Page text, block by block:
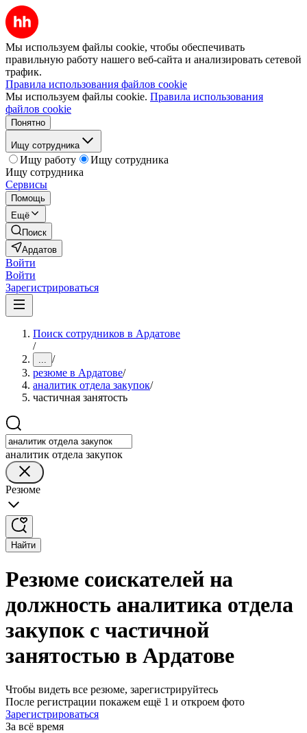
Мы используем файлы cookie, чтобы обеспечивать
правильную работу нашего веб-сайта и анализировать сетевой
трафик.
Правила использования файлов cookie
Мы используем файлы cookie. Правила использования
файлов cookie
Понятно
Ищу сотрудника
Ищу работу
Ищу сотрудника
Ищу сотрудника
Сервисы
Помощь
Ещё
Поиск
Ардатов
Войти
Войти
Зарегистрироваться
Поиск сотрудников в Ардатове
/
... /
резюме в Ардатове/
аналитик отдела закупок/
частичная занятость
аналитик отдела закупок
Резюме
Найти
Резюме соискателей на
должность аналитика отдела
закупок с частичной
занятостью в Ардатове
Чтобы видеть все резюме, зарегистрируйтесь
После регистрации покажем ещё 1 и откроем фото
Зарегистрироваться
За всё время